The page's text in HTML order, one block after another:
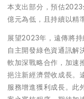
本支出部分，預估
億元為低，且持續以精
展望2023年，遠傳將
自主開發綠色資通訊解
軟加深戰略合作，加速
挹注新經濟營收成長。
服務增進獲利成長。此